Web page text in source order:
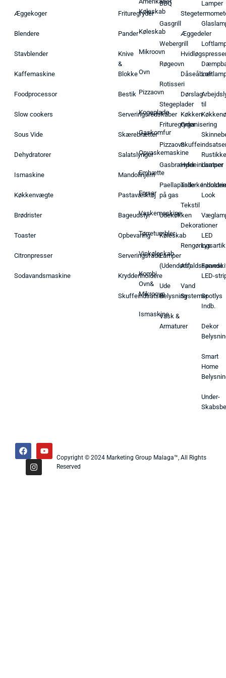
Æggekoger
Blendere
Stavblender
Kaffemaskine
Foodprocessor
Slow cookers
Sous Vide
Dehydratorer
Ismaskine
Køkkenvægte
Brødrister
Toaster
Citronpresser
Sodavandsmaskine
Frituregryder
Pander
Knive
&
Blokke
Bestik
Serveringsredskaber
Skærebrætter
Salatslynger
Mandolinjern
Pastaværktøj
Bageudstyr
Opbevaring
Serveringsfade
Krydderiholdere
Skuffeindsatser
Køleskab
Køleskab
Mikroovn
Ovn
Pizzaovn
Kogeplade
Gaskomfur
Opvaskemaskine
Emhætte
Fryser
Vaskemaskine
Tørretumbler
Vinkøleskab
Kombi
Ovn&
Mikroovn
Ismaskine
BBQ
Gasgrill
Webergrill
Røgeovn
Rotisseri
Stegeplader
Frituregryder
Pizzaovn
Gasbrænder
Paellapande
på gas
Udekøkken
Køleskab
Lamper
(Udendørs)
Ude
Belysning
Vask &
Armaturer
Æggedeler
Dåseåbner
Dørslag
Køkken
Organisering
Hyldeindsatser
Tekstil
Dekorationer
Affaldsspande
Vand
Systemer
Lamper
til
Rustikke
Lamper
Look
LED
Lys
LED-
Spotlys
Indb.
Dekor
Smart
Home
Under-
Copyright © 2024 Marketing Group Malaga™, All Rights
Reserved